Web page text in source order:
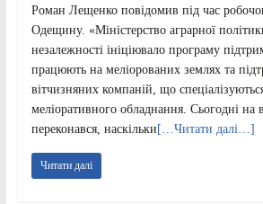
Роман Лещенко повідомив під час
Одещину. «Міністерство аграрної
незалежності ініціювало програму
працюють на меліорованих землях та
вітчизняних компаній, що
меліоративного обладнання. Сьогодні на
переконався, наскільки […Читати далі…]
Читати далі